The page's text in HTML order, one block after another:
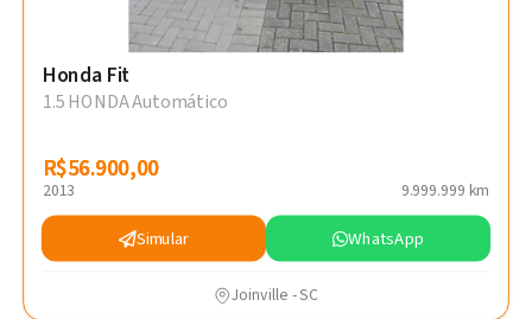
Honda Fit
1.5 HONDA Automático
R$56.900,00
R$56.900,00
2013 9.999.999 km
Simular WhatsApp
Joinville - SC